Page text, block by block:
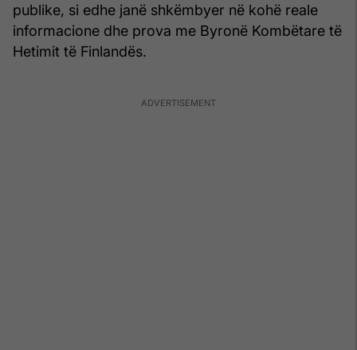
publike, si edhe janë shkëmbyer në kohë reale
informacione dhe prova me Byronë Kombëtare të
Hetimit të Finlandës.